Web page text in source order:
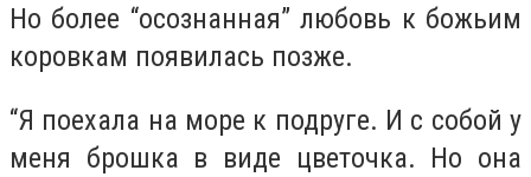
Но более “осознанная” любовь к божьим
коровкам появилась позже.
“Я поехала на море к подруге. И с собой у
меня брошка в виде цветочка. Но она